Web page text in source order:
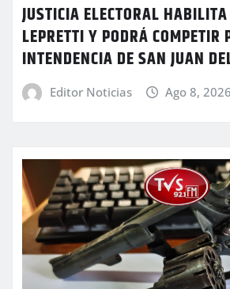
JUSTICIA ELECTORAL
LEPRETTI Y PODRÁ COMPETIR
INTENDENCIA DE SAN JUAN
Editor Noticias Ago 8, 2026